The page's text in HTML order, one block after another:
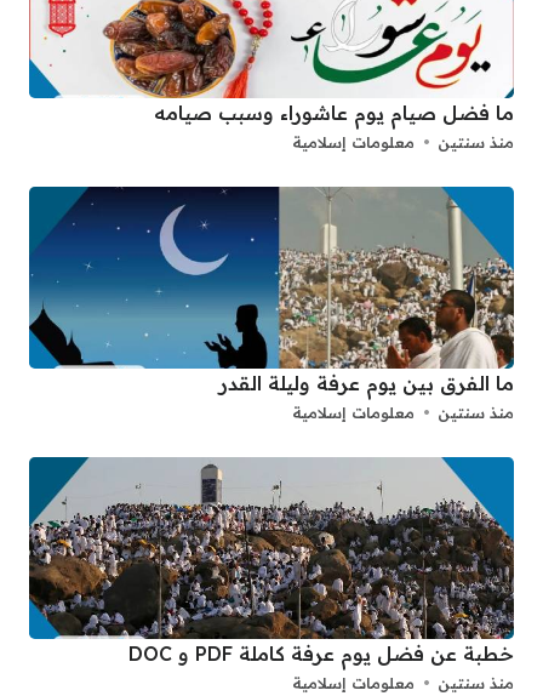
ما فضل صيام يوم عاشوراء وسبب صيامه
منذ سنتين معلومات إسلامية
ما الفرق بين يوم عرفة وليلة القدر
منذ سنتين معلومات إسلامية
خطبة عن فضل يوم عرفة كاملة PDF و DOC
منذ سنتين معلومات إسلامية